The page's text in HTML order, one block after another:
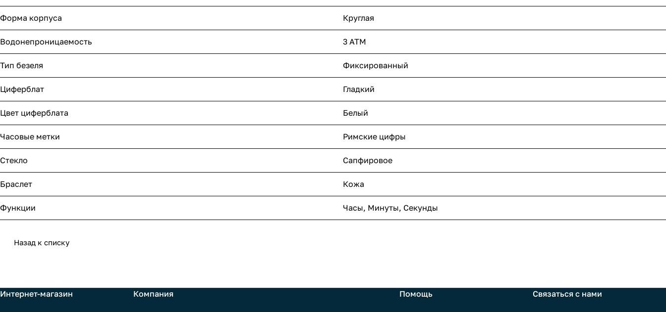
Форма корпуса Круглая
Водонепроницаемость 3 ATM
Тип безеля Фиксированный
Циферблат Гладкий
Цвет циферблата Белый
Часовые метки Римские цифры
Стекло Сапфировое
Браслет Кожа
Функции Часы, Минуты, Секунды
Назад к списку
Интернет-магазин Компания Помощь Связаться с нами